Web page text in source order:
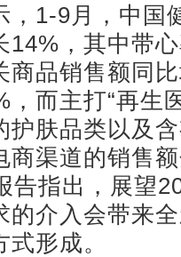
1-9月，中国
14%，其中带
商品销售额同
而主打“再生
护肤品类以及
商渠道的销售
告指出，展望
的介入会带来
形成。